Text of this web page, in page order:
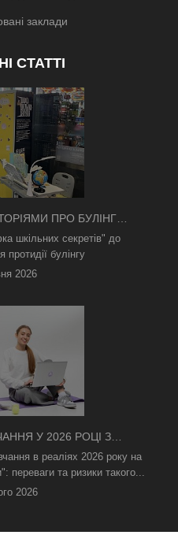
заклади
СТАТТІ
ПРО БУЛІНГ
В КИЄВІ
шкільних секретів" до
булінгу
2026
У 2026 РОЦІ З
ЯК АСИНХРОННИЙ
ПРОЦЕС
в реаліях 2026 року на
переваги та ризики такого...
2026